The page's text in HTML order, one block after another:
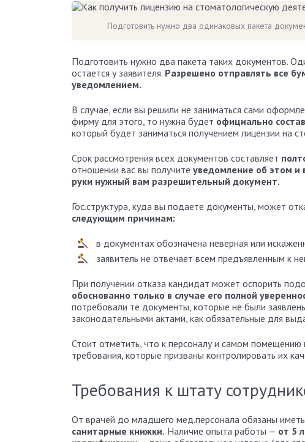
Подготовить нужно два одинаковых пакета
Подготовить нужно два пакета таких документов.
остается у заявителя. Разрешено отправлять все
уведомлением.
В случае, если вы решили не заниматься сами
фирму для этого, то нужна будет официально
который будет заниматься получением лицензии на
Срок рассмотрения всех документов составляет
отношении вас вы получите уведомление об этом и
руки нужный вам разрешительный документ.
Гос.структура, куда вы подаете документы, может
следующим причинам:
в документах обозначена неверная или
заявитель не отвечает всем предъявленным к
При получении отказа кандидат может оспорить
обоснованно только в случае его полной
потребовали те документы, которые не были
законодательными актами, как обязательные для
Стоит отметить, что к персоналу и самом помещению
требования, которые призваны контролировать их
Требования к штату
От врачей до младшего мед.персонала обязаны иметь
санитарные книжки. Наличие опыта работы — от 5